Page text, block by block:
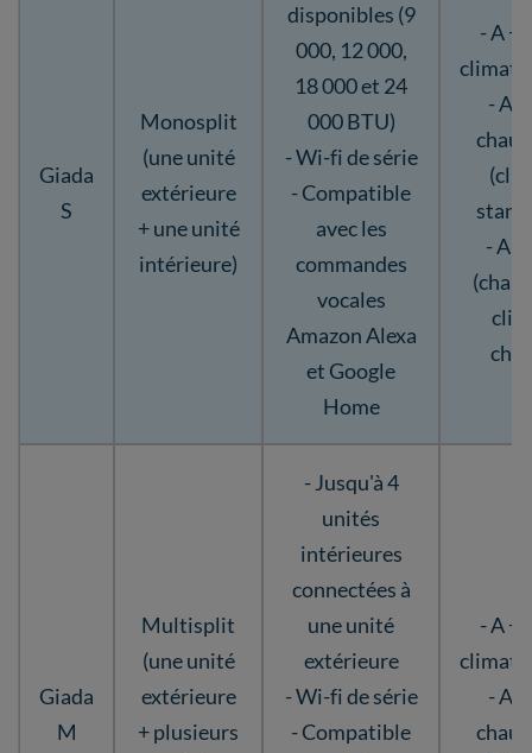
Giada
S
Monosplit
(une unité
extérieure
+ une unité
intérieure)
disponibles (9
000, 12 000,
18 000 et 24
000 BTU)
- Wi-fi de série
- Compatible
avec les
commandes
vocales
Amazon Alexa
et Google
Home
- A +
- A
- A +
Giada
M
Multisplit
(une unité
extérieure
+ plusieurs
- Jusqu'à 4
unités
intérieures
connectées à
une unité
extérieure
- Wi-fi de série
- Compatible
- A +
- A